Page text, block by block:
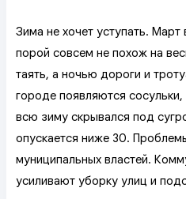
Зима не хочет уступать.
порой совсем не похож на
таять, а ночью дороги и
городе появляются
всю зиму скрывался под
опускается ниже 30.
муниципальных властей.
усиливают уборку улиц и